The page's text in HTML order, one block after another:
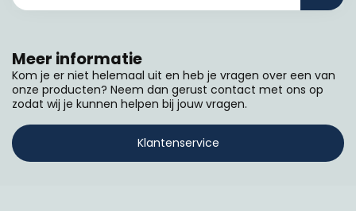
Meer informatie
Kom je er niet helemaal uit en heb je vragen over een van
onze producten? Neem dan gerust contact met ons op
zodat wij je kunnen helpen bij jouw vragen.
Klantenservice